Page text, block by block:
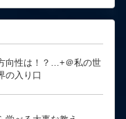
向性は！？… ​​​​​​​+＠私の世
の入り口